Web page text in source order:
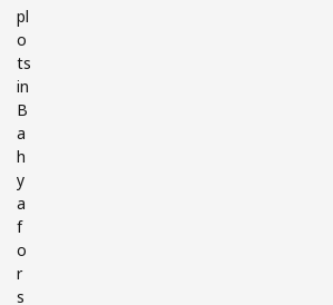
pl
o
ts
in
B
a
h
y
a
f
o
r
s